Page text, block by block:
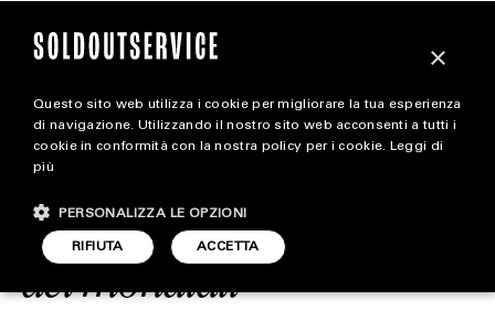
extra
ALL EXTRA
ART & DESIGN
CINEMA
La statua della testata di
Zidane a Materazzi verrà
esposta in Qatar in vista
dei mondiali
×
Questo sito web utilizza i cookie per migliorare la tua esperienza
di navigazione. Utilizzando il nostro sito web acconsenti a tutti i
cookie in conformità con la nostra policy per i cookie. Leggi di
più
ACCETTA
RIFIUTA
PERSONALIZZA LE OPZIONI